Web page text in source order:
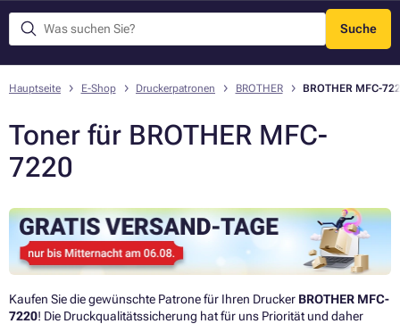
Suche
Menü
Hauptseite E-Shop Druckerpatronen BROTHER BROTHER MFC-
Toner für BROTHER MFC-
7220
Kaufen Sie die gewünschte Patrone für Ihren Drucker BROTHER MFC-
7220! Die Druckqualitätssicherung hat für uns Priorität und daher